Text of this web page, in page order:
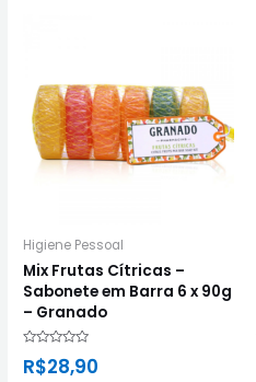
Higiene Pessoal
Mix Frutas Cítricas –
Sabonete em Barra 6 x 90g
– Granado
0
R$28,90